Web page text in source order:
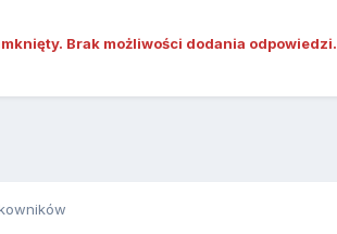
Brak możliwości dodania odpowiedzi.